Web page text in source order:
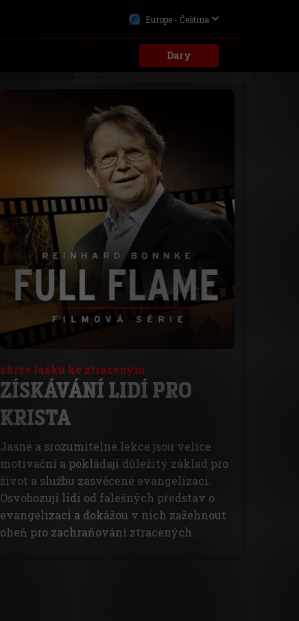
Dary
Europe - Čeština
skrze lásku ke ztraceným
ZÍSKÁVÁNÍ LIDÍ PRO
KRISTA
Jasné a srozumitelné lekce jsou velice
motivační a pokládají důležitý základ pro
život a službu zasvěcené evangelizaci.
Osvobozují lidi od falešných představ o
evangelizaci a dokážou v nich zažehnout
oheň pro zachraňování ztracených.